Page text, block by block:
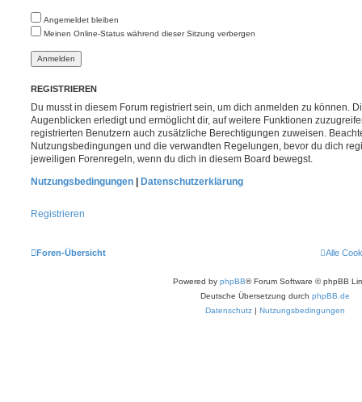
Angemeldet bleiben
Meinen Online-Status während dieser Sitzung verbergen
REGISTRIEREN
Du musst in diesem Forum registriert sein, um dich anmelden zu können.
Augenblicken erledigt und ermöglicht dir, auf weitere Funktionen
registrierten Benutzern auch zusätzliche Berechtigungen zuweisen.
Nutzungsbedingungen und die verwandten Regelungen, bevor du dich
jeweiligen Forenregeln, wenn du dich in diesem Board bewegst.
Nutzungsbedingungen
Datenschutzerklärung
Registrieren
Foren-Übersicht Alle
Powered by phpBB® Forum Software © phpBB
Deutsche Übersetzung durch phpBB.de
Datenschutz | Nutzungsbedingungen